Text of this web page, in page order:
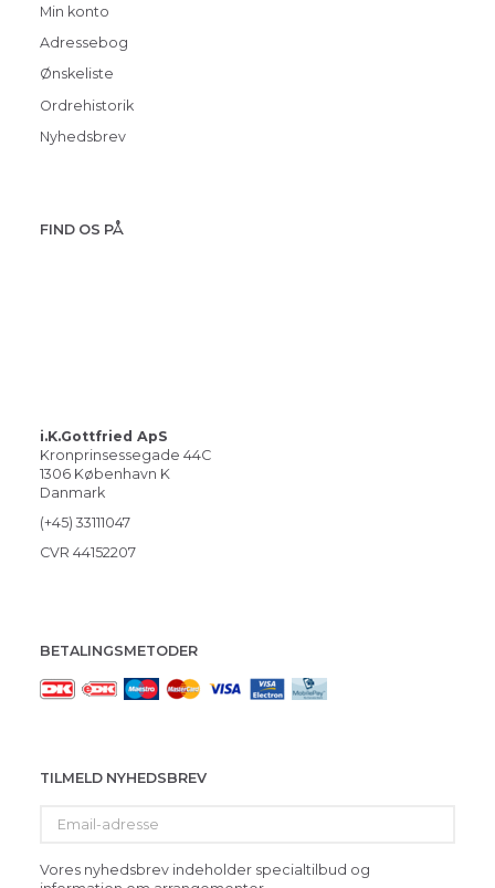
Min konto
Adressebog
Ønskeliste
Ordrehistorik
Nyhedsbrev
FIND OS PÅ
i.K.Gottfried ApS
Kronprinsessegade 44C
1306 København K
Danmark
(+45) 33111047
CVR 44152207
BETALINGSMETODER
TILMELD NYHEDSBREV
adresse
Vores nyhedsbrev indeholder specialtilbud og